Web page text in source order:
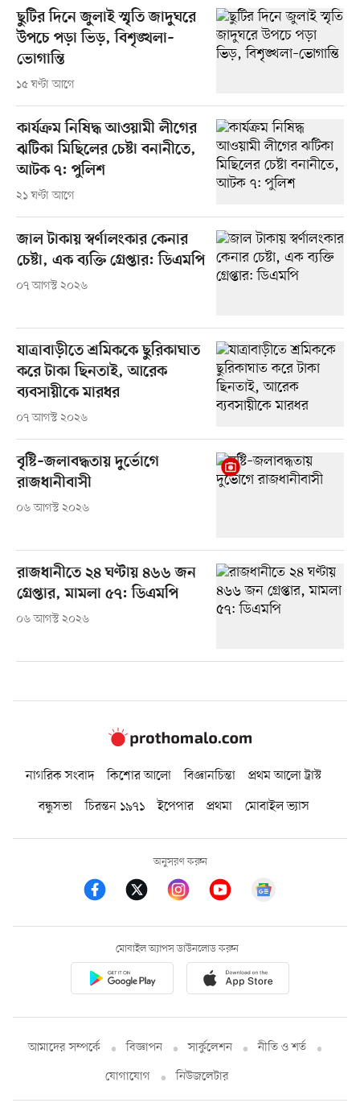
ছুটির দিনে জুলাই স্মৃতি জাদুঘরে
উপচে পড়া ভিড়, বিশৃঙ্খলা–
ভোগান্তি
১৫ ঘণ্টা আগে
কার্যক্রম নিষিদ্ধ আওয়ামী লীগের
ঝটিকা মিছিলের চেষ্টা বনানীতে,
আটক ৭: পুলিশ
২১ ঘণ্টা আগে
জাল টাকায় স্বর্ণালংকার কেনার
চেষ্টা, এক ব্যক্তি গ্রেপ্তার: ডিএমপি
০৭ আগস্ট ২০২৬
যাত্রাবাড়ীতে শ্রমিককে ছুরিকাঘাত
করে টাকা ছিনতাই, আরেক
ব্যবসায়ীকে মারধর
০৭ আগস্ট ২০২৬
বৃষ্টি–জলাবদ্ধতায় দুর্ভোগে
রাজধানীবাসী
০৬ আগস্ট ২০২৬
রাজধানীতে ২৪ ঘণ্টায় ৪৬৬ জন
গ্রেপ্তার, মামলা ৫৭: ডিএমপি
০৬ আগস্ট ২০২৬
নাগরিক সংবাদ কিশোর আলো বিজ্ঞানচিন্তা
প্রথম আলো ট্রাস্ট
বন্ধুসভা
চিরন্তন ১৯৭১ ইপেপার প্রথমা মোবাইল ভ্যাস
অনুসরণ করুন
মোবাইল অ্যাপস ডাউনলোড করুন
আমাদের সম্পর্কে বিজ্ঞাপন সার্কুলেশন
নীতি ও শর্ত
যোগাযোগ
নিউজলেটার